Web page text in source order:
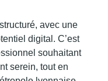
avec une
digital. C’est
souhaitant
serein, tout en